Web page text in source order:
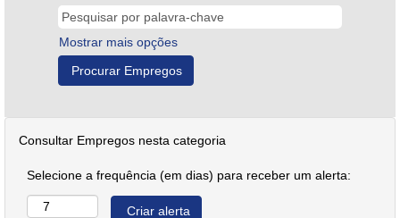
Mostrar mais opções
Consultar Empregos nesta categoria
Selecione a frequência (em dias) para receber um alerta: